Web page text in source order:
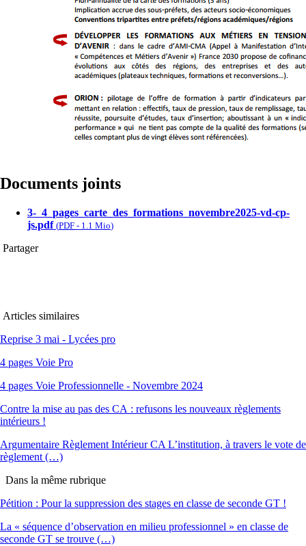
Documents joints
3-_4_pages_carte_des_formations_novembre2025-vd-cp-
js.pdf (PDF - 1.1 Mio)
Partager
Articles similaires
Reprise 3 mai - Lycées pro
4 pages Voie Pro
4 pages Voie Professionnelle - Novembre 2024
Contre la mise au pas des CA : refusons les nouveaux règlements
intérieurs !
Argumentaire Règlement Intérieur CA L’institution, à travers le vote de
règlement (…)
Dans la même rubrique
Pétition : Pour la suppression des stages en classe de seconde GT !
La « séquence d’observation en milieu professionnel » en classe de
seconde GT se trouve (…)